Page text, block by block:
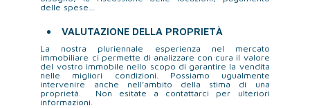
delle spese…
VALUTAZIONE DELLA PROPRIETÀ
La nostra pluriennale esperienza nel mercato
immobiliare ci permette di analizzare con cura il valore
del vostro immobile nello scopo di garantire la vendita
nelle migliori condizioni. Possiamo ugualmente
intervenire anche nell’ambito della stima di una
proprietà. Non esitate a contattarci per ulteriori
informazioni.